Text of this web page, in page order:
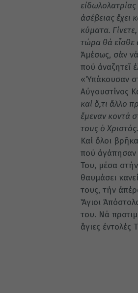
ἀσέβειας ἔχει
κύματα.
τώρα θά εἶσθε
Ἀμέσως, σάν
πού ἀναζητεῖ
«Ὑπάκουσαν
Αὐγουστίνος
καί ὅ,τι ἄλλο
ἔμεναν κοντά
τους ὁ
Καί ὅλοι
πού ἀγάπησαν
Του, μέσα
θαυμάσει
τους, τήν
Ἅγιοι
του. Νά
ἅγιες ἐντολές